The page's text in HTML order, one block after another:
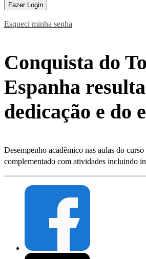
Fazer Login
Esqueci minha senha
Conquista do
Espanha
dedicação e do
Desempenho acadêmico nas aulas do
complementado com atividades incluindo